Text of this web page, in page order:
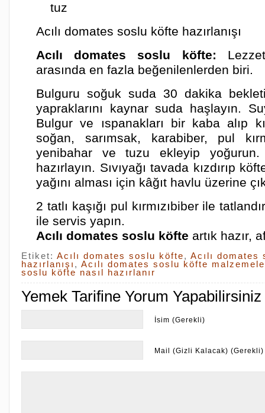
tuz
Acılı domates soslu köfte hazırlanışı
Acılı domates soslu köfte:
arasında en fazla beğenilenlerden biri.
Bulguru soğuk suda 30 dakika
yapraklarını kaynar suda haşlayın.
Bulgur ve ıspanakları bir kaba alıp
soğan, sarımsak, karabiber, pul
yenibahar ve tuzu ekleyip yoğurun.
hazırlayın. Sıvıyağı tavada kızdırıp
yağını alması için kâğıt havlu üzerine
2 tatlı kaşığı pul kırmızıbiber ile
ile servis yapın.
Acılı domates soslu köfte artık hazır,
Etiket: Acılı domates soslu köfte, Acılı
hazırlanışı , Acılı domates soslu köfte
soslu köfte nasıl hazırlanır
Yemek Tarifine Yorum Yapabilirsiniz
İsim (Gerekli)
Mail (Gizli Kalacak) (Gerekli)